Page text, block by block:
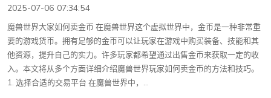
2025-07-06 07:34:54
魔兽世界大家如何卖金币 在魔兽世界这个虚拟世界中，金币是一种非常重
要的游戏货币。拥有足够的金币可以让玩家在游戏中购买装备、技能和其
他资源，提升自己的实力。许多玩家都希望通过出售金币来获取一定的收
入。本文将从多个方面详细介绍魔兽世界玩家如何卖金币的方法和技巧。
1. 选择合适的交易平台 在魔兽世界中，...